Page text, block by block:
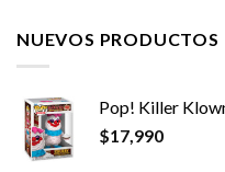
NUEVOS PRODUCTOS
Pop! Killer
$17,990